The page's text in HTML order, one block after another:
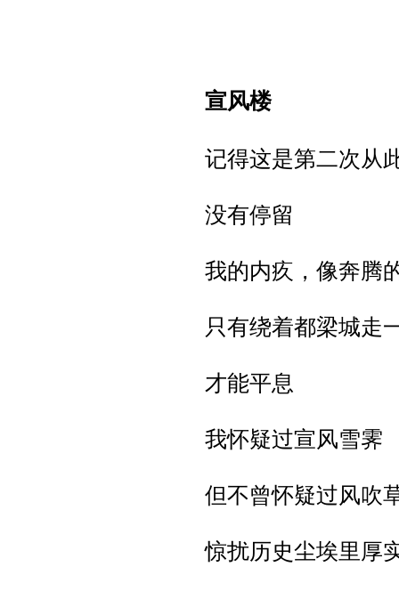
宣风楼
记得这是第二次从
没有停留
我的内疚，像奔腾
只有绕着都梁城走
才能平息
我怀疑过宣风雪霁
但不曾怀疑过风吹
惊扰历史尘埃里厚